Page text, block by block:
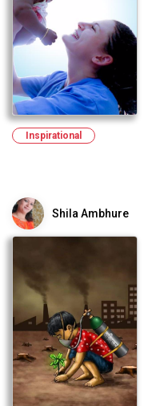
Inspirational
Shila Ambhure